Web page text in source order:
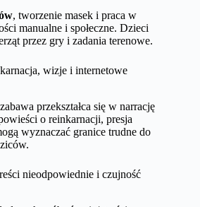
, tworzenie masek i praca w
manualne i społeczne. Dzieci
przez gry i zadania terenowe.
wizje i internetowe
przekształca się w narrację
o reinkarnacji, presja
wyznaczać granice trudne do
nieodpowiednie i czujność